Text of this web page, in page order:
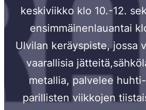
keskiviikko klo 10.-12.
ensimmäinenlauantai
Ulvilan keräyspiste, jossa
vaarallisia
metallia, palvelee
parillisten viikkojen